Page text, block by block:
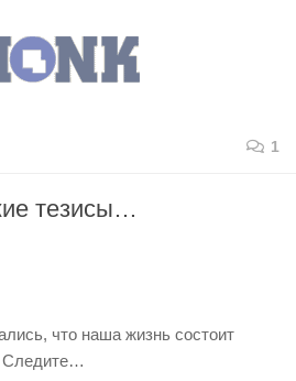
1
тезисы…
что наша жизнь состоит
Следите…